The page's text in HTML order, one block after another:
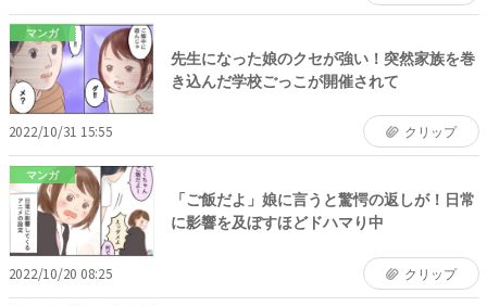
マンガ
先生になった娘のクセが強い！突然家族を巻
き込んだ学校ごっこが開催されて
2022/10/31 15:55 クリップ
マンガ
「ご飯だよ」娘に言うと驚愕の返しが！日常
に影響を及ぼすほどドハマり中
2022/10/20 08:25 クリップ